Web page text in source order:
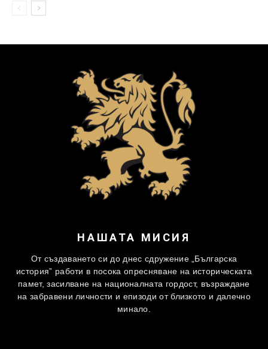
НАШАТА МИСИЯ
От създаването си до днес сдружение „Българска
история” работи в посока опресняване на историческата
памет, засилване на националната гордост, възраждане
на забравени личности и епизоди от близкото и далечно
минало.